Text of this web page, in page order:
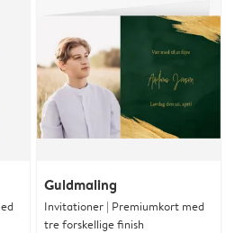
Guldmaling
Invitationer | Premiumkort med
tre forskellige finish